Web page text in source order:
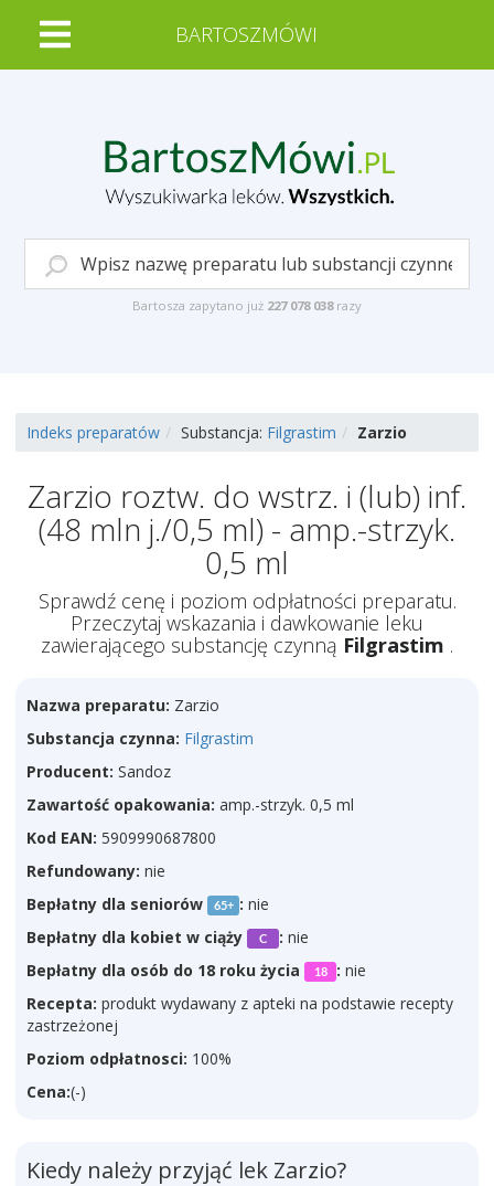
BARTOSZMÓWI
Bartosza zapytano już 227 078 038 razy
Indeks preparatów Substancja: Filgrastim Zarzio
Zarzio roztw. do wstrz. i (lub) inf.
(48 mln j./0,5 ml) - amp.-strzyk.
0,5 ml
Sprawdź cenę i poziom odpłatności preparatu.
Przeczytaj wskazania i dawkowanie leku
zawierającego substancję czynną Filgrastim .
Nazwa preparatu: Zarzio
Substancja czynna: Filgrastim
Producent: Sandoz
Zawartość opakowania: amp.-strzyk. 0,5 ml
Kod EAN: 5909990687800
Refundowany: nie
Bepłatny dla seniorów
65+ : nie
Bepłatny dla kobiet w ciąży
C : nie
Bepłatny dla osób do 18 roku życia
18 : nie
Recepta: produkt wydawany z apteki na podstawie recepty
zastrzeżonej
Poziom odpłatnosci: 100%
Cena:(-)
Kiedy należy przyjąć lek Zarzio?